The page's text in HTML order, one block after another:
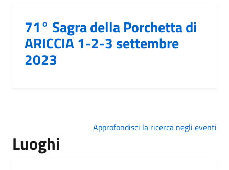
71° Sagra della Porchetta di
ARICCIA 1-2-3 settembre
2023
Approfondisci la ricerca negli eventi
Luoghi